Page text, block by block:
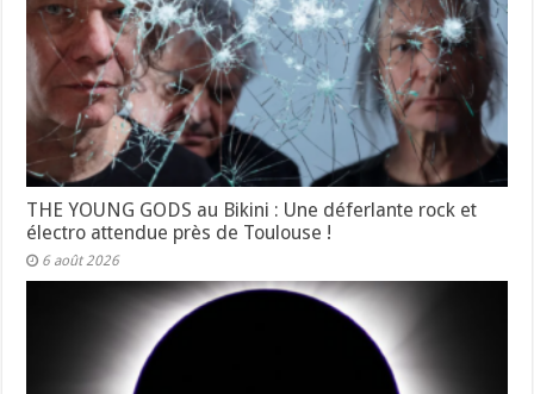
THE YOUNG GODS au Bikini : Une déferlante rock et
électro attendue près de Toulouse !
6 août 2026